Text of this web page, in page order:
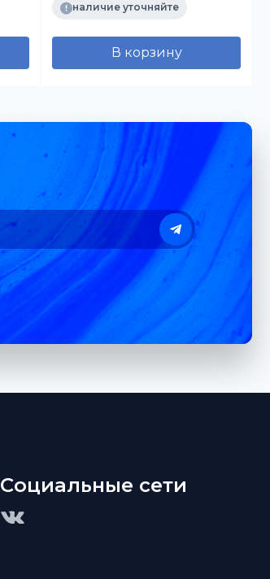
наличие уточняйте
В корзину
Социальные сети